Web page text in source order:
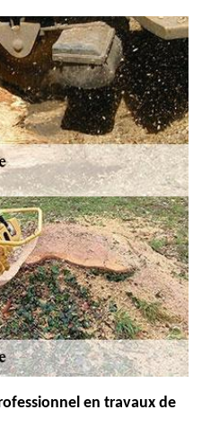
en travaux de